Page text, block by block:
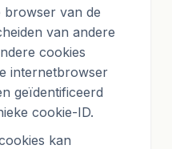
browser van de
van andere
cookies
internetbrowser
geïdentificeerd
cookie-ID.
kan